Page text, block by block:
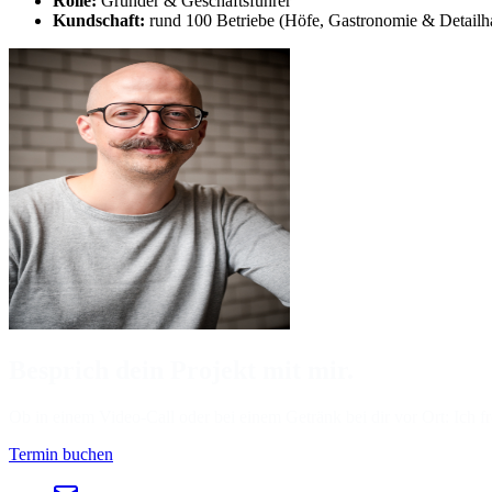
Kundschaft: rund 100 Betriebe (Höfe, Gastronomie &
Termin buchen